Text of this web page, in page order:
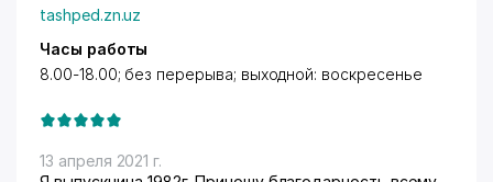
tashped.zn.uz
Часы работы
8.00-18.00; без перерыва; выходной: воскресенье
13 апреля 2021 г.